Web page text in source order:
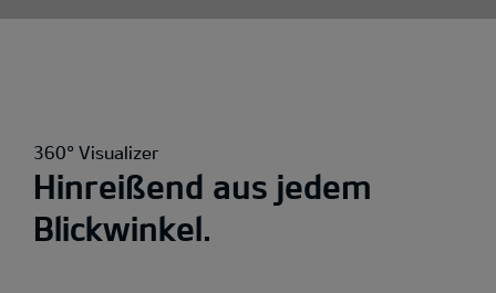
360° Visualizer
Hinreißend aus jedem
Blickwinkel.